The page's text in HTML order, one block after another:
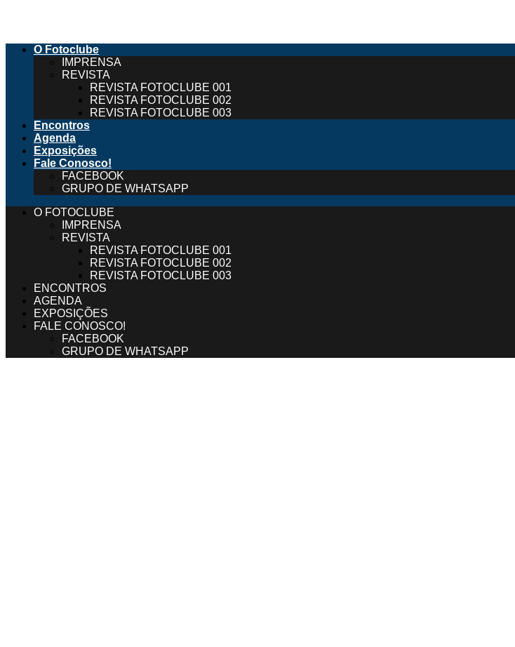
conteúdoO Fotoclube
IMPRENSA
REVISTA
REVISTA FOTOCLUBE 001
REVISTA FOTOCLUBE 002
REVISTA FOTOCLUBE 003
Encontros
Agenda
Exposições
Fale Conosco!
FACEBOOK
GRUPO DE WHATSAPP
O FOTOCLUBE
IMPRENSA
REVISTA
REVISTA FOTOCLUBE 001
REVISTA FOTOCLUBE 002
REVISTA FOTOCLUBE 003
ENCONTROS
AGENDA
EXPOSIÇÕES
FALE CONOSCO!
FACEBOOK
GRUPO DE WHATSAPP